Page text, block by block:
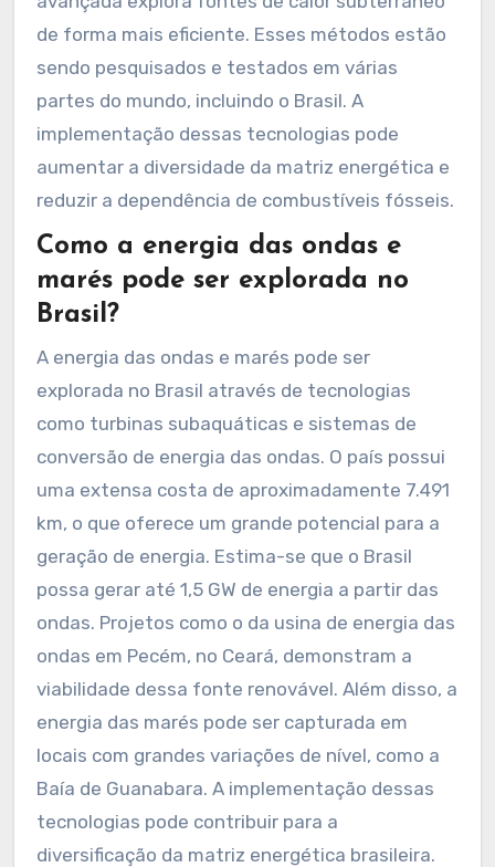
de forma mais eficiente. Esses métodos estão
sendo pesquisados e testados em várias
partes do mundo, incluindo o Brasil. A
implementação dessas tecnologias pode
aumentar a diversidade da matriz energética e
reduzir a dependência de combustíveis fósseis.
Como a energia das ondas e
marés pode ser explorada no
Brasil?
A energia das ondas e marés pode ser
explorada no Brasil através de tecnologias
como turbinas subaquáticas e sistemas de
conversão de energia das ondas. O país possui
uma extensa costa de aproximadamente 7.491
km, o que oferece um grande potencial para a
geração de energia. Estima-se que o Brasil
possa gerar até 1,5 GW de energia a partir das
ondas. Projetos como o da usina de energia das
ondas em Pecém, no Ceará, demonstram a
viabilidade dessa fonte renovável. Além disso, a
energia das marés pode ser capturada em
locais com grandes variações de nível, como a
Baía de Guanabara. A implementação dessas
tecnologias pode contribuir para a
diversificação da matriz energética brasileira.